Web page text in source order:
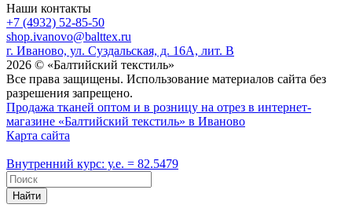
Наши контакты
+7 (4932) 52-85-50
shop.ivanovo@balttex.ru
г. Иваново, ул. Суздальская, д. 16А, лит. В
2026 © «Балтийский текстиль»
Все права защищены. Использование материалов сайта без
разрешения запрещено.
Продажа тканей оптом и в розницу на отрез в интернет-
магазине «Балтийский текстиль» в Иваново
Карта сайта
Внутренний курс: у.е. = 82.5479
Найти